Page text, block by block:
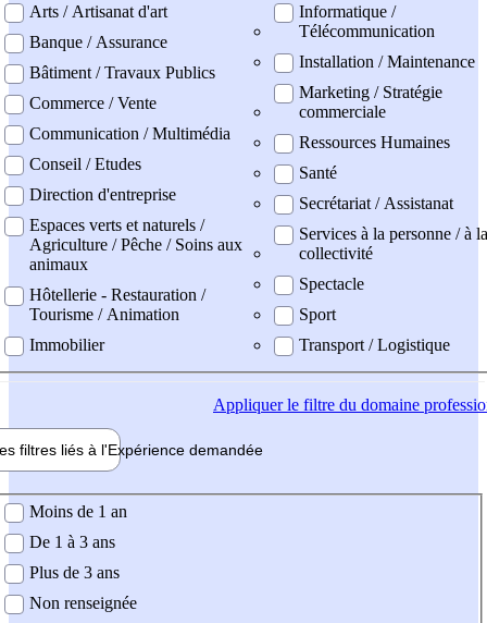
Arts / Artisanat d'art
Banque / Assurance
Bâtiment / Travaux Publics
Commerce / Vente
Communication / Multimédia
Conseil / Etudes
Direction d'entreprise
Espaces verts et naturels /
Agriculture / Pêche / Soins aux
animaux
Hôtellerie - Restauration /
Tourisme / Animation
Immobilier
Informatique /
Télécommunication
Installation / Maintenance
Marketing / Stratégie
commerciale
Ressources Humaines
Santé
Secrétariat / Assistanat
Services à la personne / à la
collectivité
Spectacle
Sport
Transport / Logistique
Appliquerle filtre du domaine
filtres liés à l'Expérience demandée
demandée
Moins de 1 an
De 1 à 3 ans
Plus de 3 ans
Non renseignée